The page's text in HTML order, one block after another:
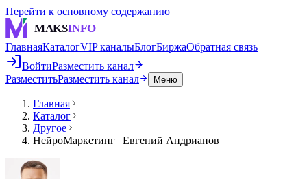
Перейти к основному содержанию
MAKSINFO
ГлавнаяКаталогVIP каналыБлогБиржаОбратная связь
ВойтиРазместить канал
РазместитьРазместить канал Меню
Главная
Каталог
Другое
НейроМаркетинг | Евгений Андрианов